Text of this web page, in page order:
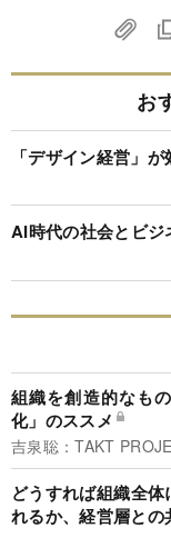
お
「デザイン経営」
AI時代の社会とビ
組織を創造的なも
化」のススメ
吉泉聡：TAKT
どうすれば組織全
れるか、経営層と